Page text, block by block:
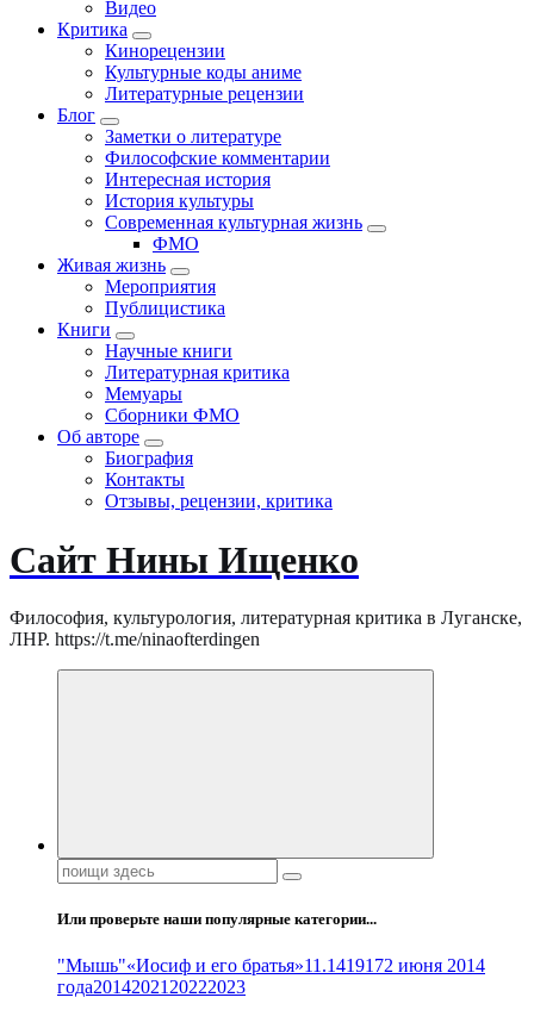
Видео
Критика
Кинорецензии
Культурные коды аниме
Литературные рецензии
Блог
Заметки о литературе
Философские комментарии
Интересная история
История культуры
Современная культурная жизнь
ФМО
Живая жизнь
Мероприятия
Публицистика
Книги
Научные книги
Литературная критика
Мемуары
Сборники ФМО
Об авторе
Биография
Контакты
Отзывы, рецензии, критика
Сайт Нины Ищенко
Философия, культурология, литературная критика в Луганске,
ЛНР. https://t.me/ninaofterdingen
Поиск:
Или проверьте наши популярные категории...
"Мышь"«Иосиф и его братья»11.1419172 июня 2014
года2014202120222023